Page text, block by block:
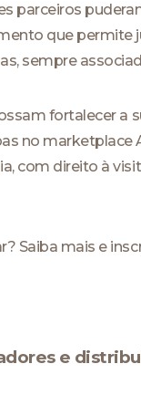
parceiros
que permite
sempre
fortalecer a
no marketplace
com direito à
Saiba mais e
e